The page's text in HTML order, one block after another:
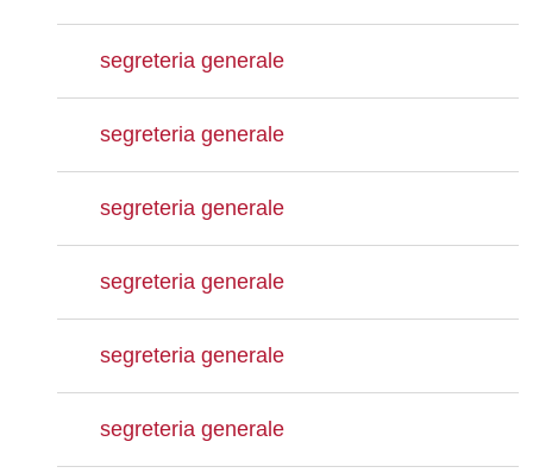
segreteria generale
segreteria generale
segreteria generale
segreteria generale
segreteria generale
segreteria generale